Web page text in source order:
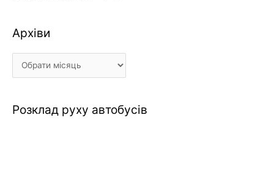
Архіви
Архіви
Розклад руху автобусів